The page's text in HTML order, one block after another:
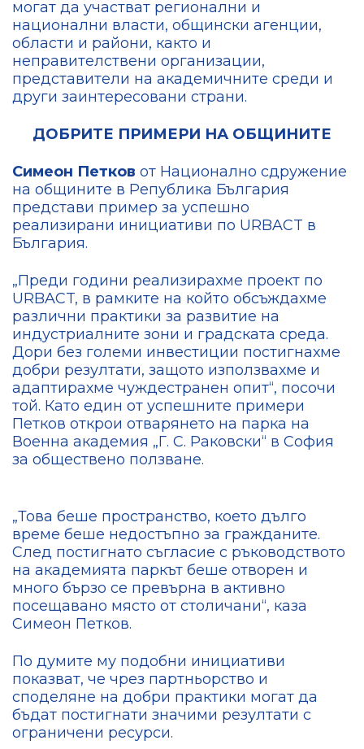
могат да участват регионални и
национални власти, общински агенции,
области и райони, както и
неправителствени организации,
представители на академичните среди и
други заинтересовани страни.
ДОБРИТЕ ПРИМЕРИ НА ОБЩИНИТЕ
Симеон Петков от Национално сдружение
на общините в Република България
представи пример за успешно
реализирани инициативи по URBACT в
България.
„Преди години реализирахме проект по
URBACT, в рамките на който обсъждахме
различни практики за развитие на
индустриалните зони и градската среда.
Дори без големи инвестиции постигнахме
добри резултати, защото използвахме и
адаптирахме чуждестранен опит“, посочи
той. Като един от успешните примери
Петков открои отварянето на паркa на
Военна академия „Г. С. Раковски“ в София
за обществено ползване.
„Това беше пространство, което дълго
време беше недостъпно за гражданите.
След постигнато съгласие с ръководството
на академията паркът беше отворен и
много бързо се превърна в активно
посещавано място от столичани“, каза
Симеон Петков.
По думите му подобни инициативи
показват, че чрез партньорство и
споделяне на добри практики могат да
бъдат постигнати значими резултати с
ограничени ресурси.